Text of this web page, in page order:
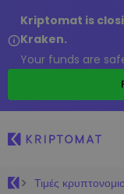
Kriptomat is
Kraken.
Your funds are
Τιμές